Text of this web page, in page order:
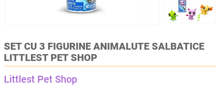
SET CU 3 FIGURINE ANIMALUTE SALBATICE
LITTLEST PET SHOP
Littlest Pet Shop